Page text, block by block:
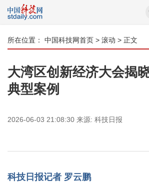
所在位置： 中国科技网首页 > 滚动 > 正文
大湾区创新经济大会揭
典型案例
2026-06-03 21:08:30 来源: 科技日报
科技日报记者 罗云鹏